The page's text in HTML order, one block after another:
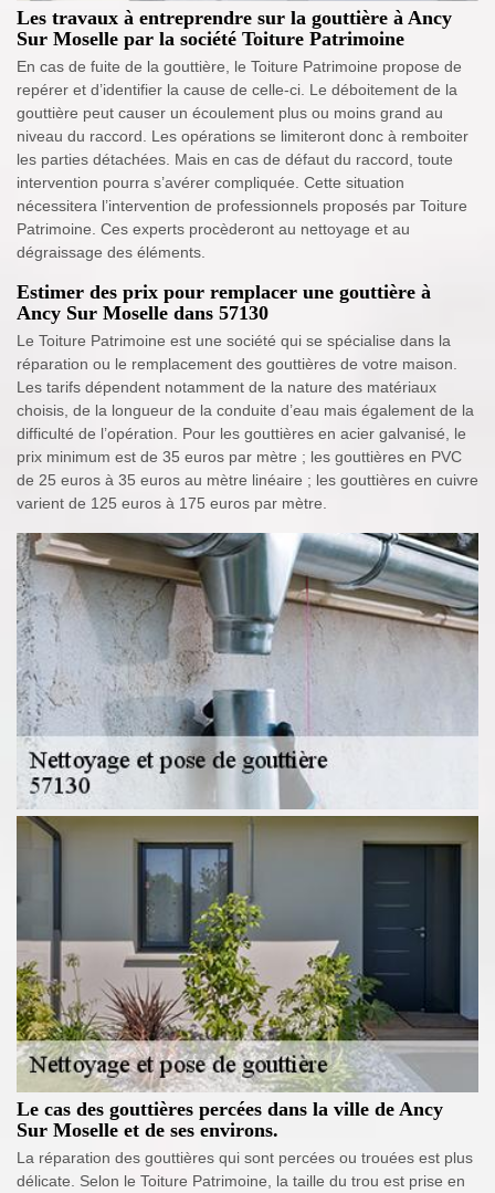
Les travaux à entreprendre sur la gouttière à Ancy
Sur Moselle par la société Toiture Patrimoine
En cas de fuite de la gouttière, le Toiture Patrimoine propose de
repérer et d’identifier la cause de celle-ci. Le déboitement de la
gouttière peut causer un écoulement plus ou moins grand au
niveau du raccord. Les opérations se limiteront donc à remboiter
les parties détachées. Mais en cas de défaut du raccord, toute
intervention pourra s’avérer compliquée. Cette situation
nécessitera l’intervention de professionnels proposés par Toiture
Patrimoine. Ces experts procèderont au nettoyage et au
dégraissage des éléments.
Estimer des prix pour remplacer une gouttière à
Ancy Sur Moselle dans 57130
Le Toiture Patrimoine est une société qui se spécialise dans la
réparation ou le remplacement des gouttières de votre maison.
Les tarifs dépendent notamment de la nature des matériaux
choisis, de la longueur de la conduite d’eau mais également de la
difficulté de l’opération. Pour les gouttières en acier galvanisé, le
prix minimum est de 35 euros par mètre ; les gouttières en PVC
de 25 euros à 35 euros au mètre linéaire ; les gouttières en cuivre
varient de 125 euros à 175 euros par mètre.
Le cas des gouttières percées dans la ville de Ancy
Sur Moselle et de ses environs.
La réparation des gouttières qui sont percées ou trouées est plus
délicate. Selon le Toiture Patrimoine, la taille du trou est prise en